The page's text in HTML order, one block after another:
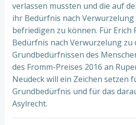
verlassen mussten und die auf
ihr Bedürfnis nach
befriedigen zu können. Für Erich
Bedürfnis nach Verwurzelung zu
Grundbedürfnissen des
des Fromm-Preises 2016 an
Neudeck will ein Zeichen setzen
Grundbedürfnis und für das
Asylrecht.